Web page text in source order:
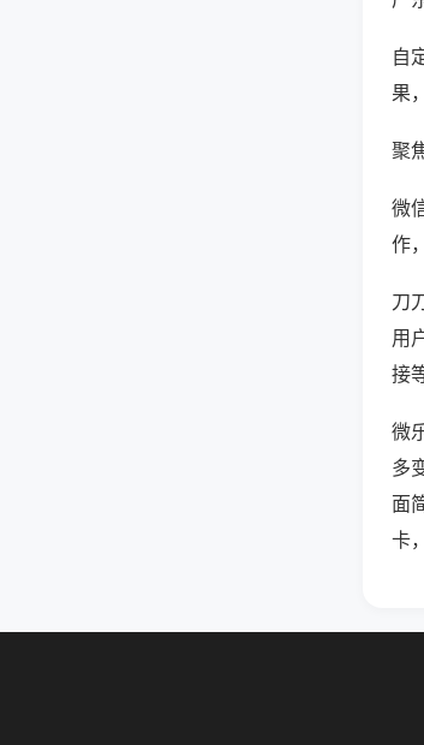
自
果
聚
微
作
刀
用
接
微
多
面
卡